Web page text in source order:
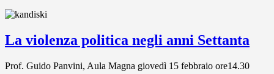
La violenza politica negli anni Settanta
Prof. Guido Panvini, Aula Magna giovedì 15 febbraio ore14.30